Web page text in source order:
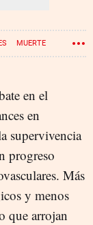
MUERTE
en el
en
supervivencia
progreso
Más
y menos
que arrojan